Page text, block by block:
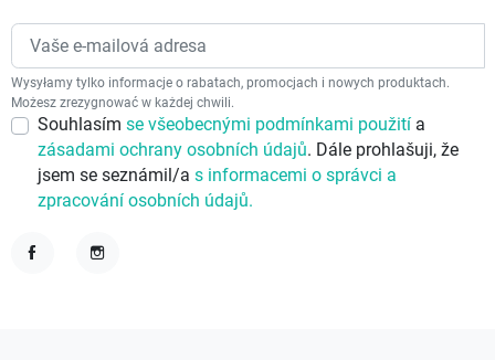
Wysyłamy tylko informacje o rabatach, promocjach i nowych produktach.
Możesz zrezygnować w każdej chwili.
Souhlasím se všeobecnými podmínkami použití a
zásadami ochrany osobních údajů. Dále prohlašuji, že
jsem se seznámil/a s informacemi o správci a
zpracování osobních údajů.